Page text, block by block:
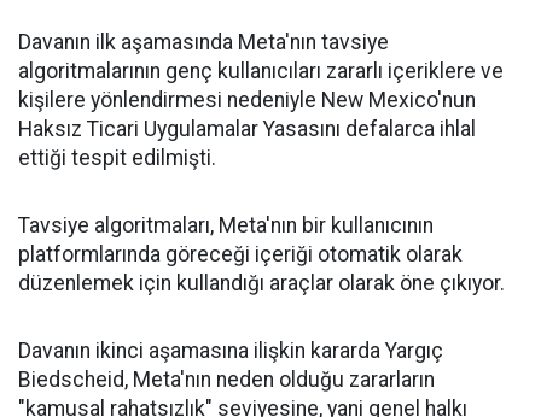
Davanın ilk aşamasında Meta'nın tavsiye
algoritmalarının genç kullanıcıları zararlı içeriklere ve
kişilere yönlendirmesi nedeniyle New Mexico'nun
Haksız Ticari Uygulamalar Yasasını defalarca ihlal
ettiği tespit edilmişti.
Tavsiye algoritmaları, Meta'nın bir kullanıcının
platformlarında göreceği içeriği otomatik olarak
düzenlemek için kullandığı araçlar olarak öne çıkıyor.
Davanın ikinci aşamasına ilişkin kararda Yargıç
Biedscheid, Meta'nın neden olduğu zararların
"kamusal rahatsızlık" seviyesine, yani genel halkı